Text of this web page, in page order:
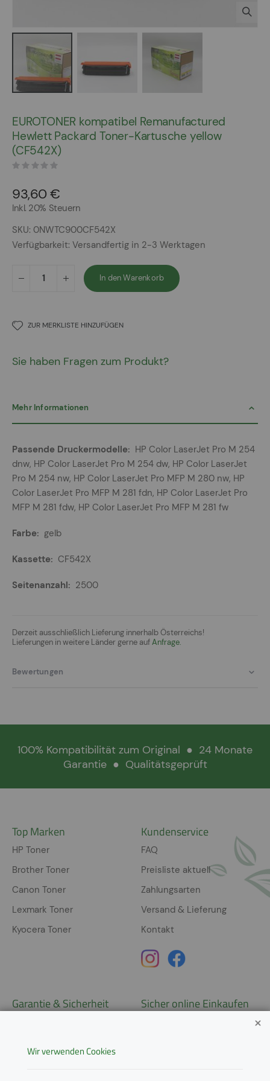
der
Bildergalerie
springen
EUROTONER kompatibel Remanufactured
Hewlett Packard Toner-Kartusche yellow
(CF542X)
93,60 €
Inkl. 20% Steuern
SKU 0NWTC900CF542X
Verfügbarkeit: Versandfertig in 2-3 Werktagen
In den Warenkorb
ZUR MERKLISTE HINZUFÜGEN
Sie haben Fragen zum Produkt?
Mehr Informationen
Mehr
Informationen
HP Color LaserJet Pro M 254
dnw, HP Color LaserJet Pro M 254 dw, HP Color LaserJet
Pro M 254 nw, HP Color LaserJet Pro MFP M 280 nw, HP
Color LaserJet Pro MFP M 281 fdn, HP Color LaserJet Pro
MFP M 281 fdw, HP Color LaserJet Pro MFP M 281 fw
gelb
CF542X
2500
Derzeit ausschließlich Lieferung innerhalb Österreichs!
Lieferungen in weitere Länder gerne aufAnfrage.
Bewertungen
100% Kompatibilität zum Original ● 24 Monate
Garantie ● Qualitätsgeprüft
Top Marken
HP Toner
Brother Toner
Canon Toner
Lexmark Toner
Kyocera Toner
Kundenservice
FAQ
Preisliste aktuell
Zahlungsarten
Versand & Lieferung
Kontakt
Garantie & Sicherheit Sicher online Einkaufen
Wir verwenden Cookies